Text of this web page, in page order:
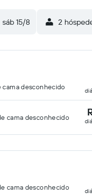
sáb 15/8 2
desconhecido
cama desconhecido
cama desconhecido